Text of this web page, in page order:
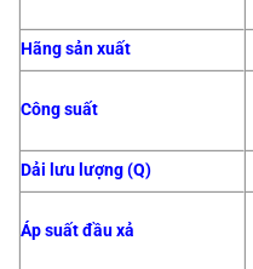
Hãng sản xuất
Công suất
Dải lưu lượng (Q)
Áp suất đầu xả